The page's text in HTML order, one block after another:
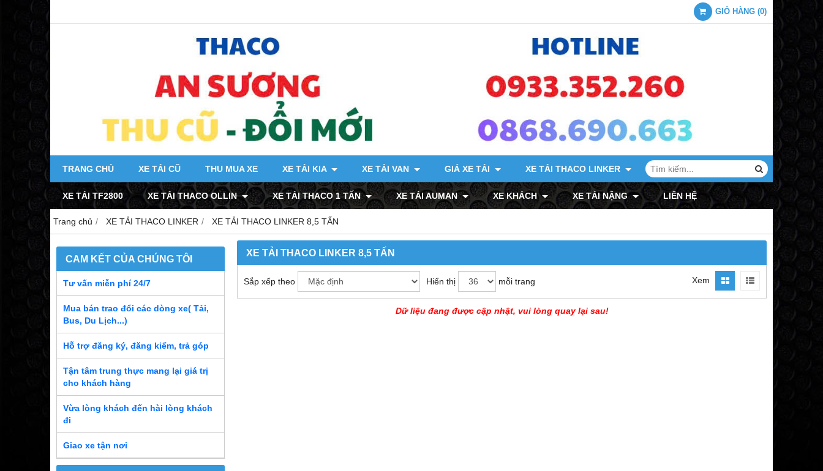
GIỎ HÀNG (0)
TRANG CHỦ XE TẢI CŨ THU MUA XE XE TẢI KIA XE TẢI VAN GIÁ XE TẢI XE TẢI THACO LINKER XE TẢI MITSUBISHI
XE TẢI TF2800 XE TẢI THACO OLLIN XE TẢI THACO 1 TẤN XE TẢI AUMAN XE KHÁCH XE TẢI NẶNG LIÊN HỆ
Trang chủ XE TẢI THACO LINKER XE TẢI THACO LINKER 8,5 TẤN
CAM KẾT CỦA CHÚNG TÔI
Tư vấn miễn phí 24/7
Mua bán trao đổi các dòng xe( Tải,
Bus, Du Lịch...)
Hỗ trợ đăng ký, đăng kiểm, trả góp
Tận tâm trung thực mang lại giá trị
cho khách hàng
Vừa lòng khách đến hài lòng khách
đi
Giao xe tận nơi
XE TẢI THACO LINKER 8,5 TẤN
Sắp xếp theo Hiển thị mỗi trang Xem
Dữ liệu đang được cập nhật, vui lòng quay lại sau!